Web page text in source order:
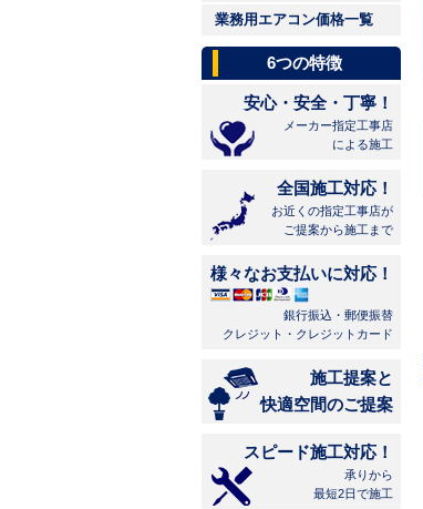
業務用エアコン価格一覧
6つの特徴
安心・安全・丁寧！
メーカー指定工事店
による施工
全国施工対応！
お近くの指定工事店が
ご提案から施工まで
様々なお支払いに対応！
銀行振込・郵便振替
クレジット・クレジットカード
施工提案と
快適空間のご提案
スピード施工対応！
承りから
最短2日で施工